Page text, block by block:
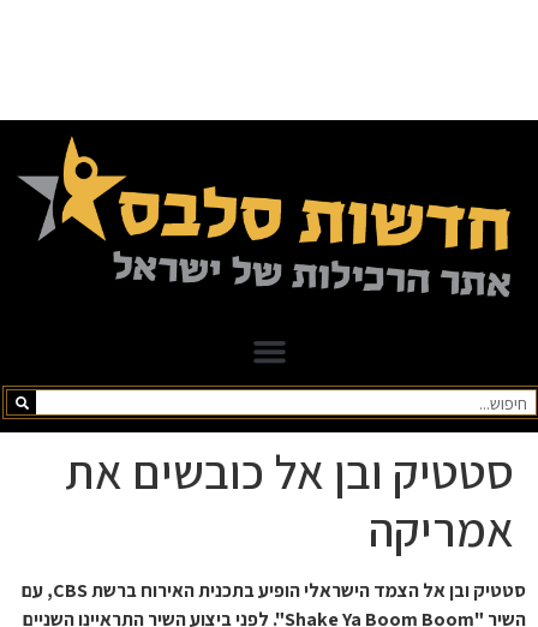
סטטיק ובן אל כובשים את
אמריקה
סטטיק ובן אל הצמד הישראלי הופיע בתכנית האירוח ברשת CBS, עם
השיר "Shake Ya Boom Boom". לפני ביצוע השיר התראיינו השניים